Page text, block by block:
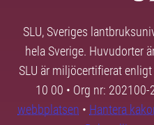
SLU, Sveriges
hela Sverige. Huvudorter
SLU är miljöcertifierat
10 00 • Org nr: 202100-
webbplatsen • Hantera